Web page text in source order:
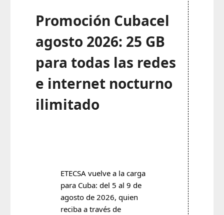
Promoción Cubacel
agosto 2026: 25 GB
para todas las redes
e internet nocturno
ilimitado
ETECSA vuelve a la carga
para Cuba: del 5 al 9 de
agosto de 2026, quien
reciba a través de